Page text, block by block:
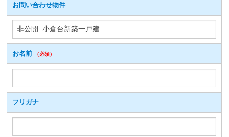
お問い合わせ物件
お名前 （必須）
フリガナ